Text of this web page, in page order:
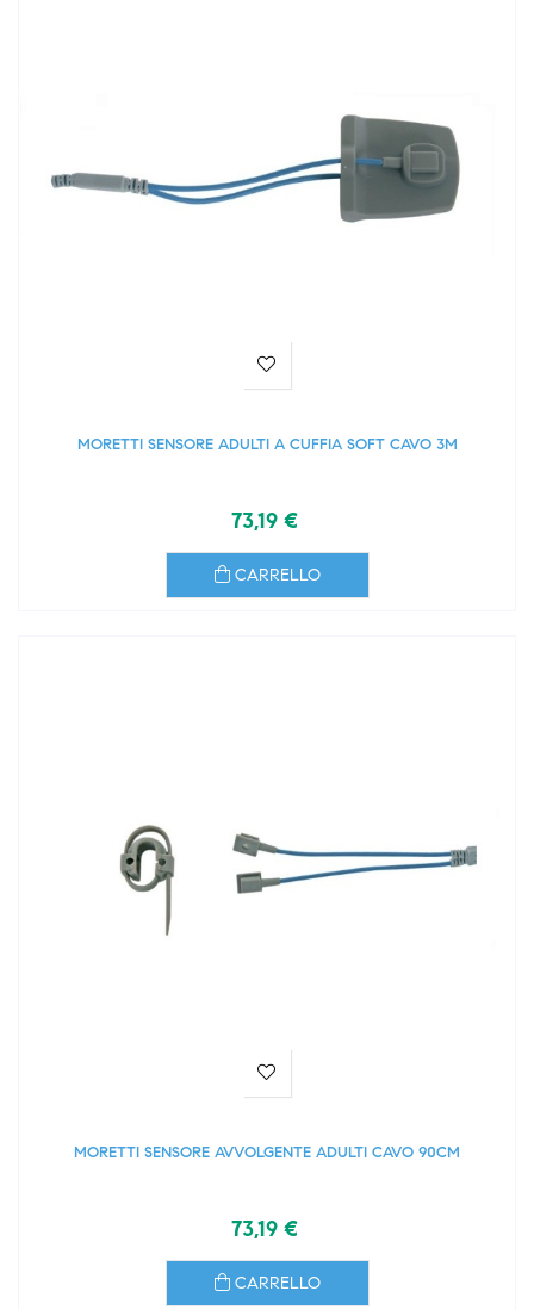
MORETTI SENSORE ADULTI A CUFFIA SOFT CAVO 3M
73,19 €
CARRELLO
MORETTI SENSORE AVVOLGENTE ADULTI CAVO 90CM
73,19 €
CARRELLO